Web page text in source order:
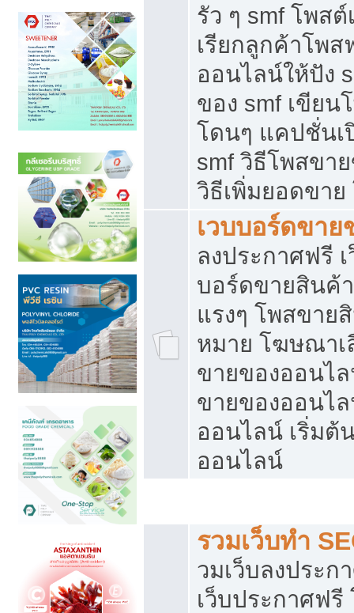
รัว ๆ smf โพส
เรียกลูกค้าโพส
ออนไลน์ให้ปัง
ของ smf เขียน
โดนๆ แคปชั่นเ
smf วิธีโพสขา
วิธีเพิ่มยอดขาย
เวบบอร์ดขา
ลงประกาศฟรี
บอร์ดขายสินค้
แรงๆ โพสขาย
หมาย โฆษณาเ
ขายของออนไ
ขายของออนไ
ออนไลน์ เริ่มต้
ออนไลน์
รวมเว็บทำ
วมเว็บลงประก
เว็บประกาศฟ